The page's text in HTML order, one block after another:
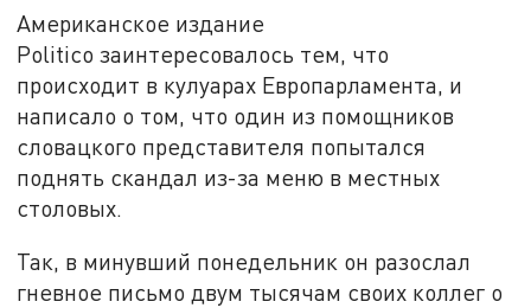
Американское издание
Politico заинтересовалось тем, что
происходит в кулуарах Европарламента, и
написало о том, что один из помощников
словацкого представителя попытался
поднять скандал из-за меню в местных
столовых.
Так, в минувший понедельник он разослал
гневное письмо двум тысячам своих коллег о